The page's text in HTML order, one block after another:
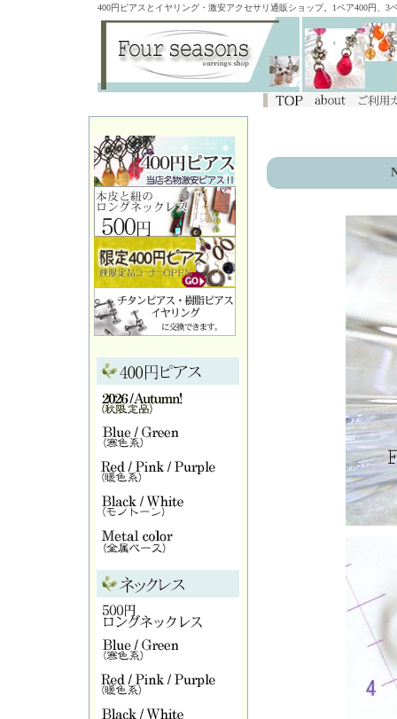
400円ピアスとイヤリング・激安アクセサリ通販ショップ。1ペア400円、